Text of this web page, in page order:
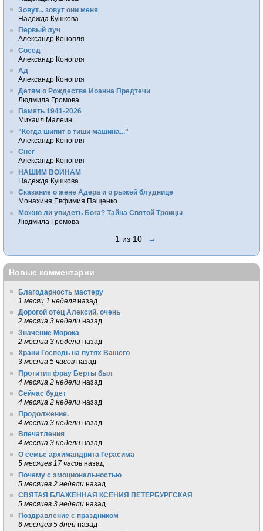
Зовут... зовут они меня
Надежда Кушкова
Первый луч
Александр Конопля
Сосед
Александр Конопля
Ад
Александр Конопля
Детям о Рождестве Иоанна Предтечи
Людмила Громова
Память 1941-2026
Михаил Малеин
"Когда шипит в тиши машина..."
Александр Конопля
Снег
Александр Конопля
НАШИМ ВОИНАМ
Надежда Кушкова
Сказание о жене Адера и о рыжей блуднице
Монахиня Евфимия Пащенко
Можно ли увидеть Бога? Тайна Святой Троицы
Людмила Громова
1 из 10 →
Новые комментарии
Благодарность мастеру
1 месяц 1 неделя назад
Дорогой отец Алексий, очень
2 месяца 3 недели назад
Значение Морока
2 месяца 3 недели назад
Храни Господь на путях Вашего
3 месяца 5 часов назад
Протитип фрау Берты был
4 месяца 2 недели назад
Сейчас будет
4 месяца 2 недели назад
Продолжение.
4 месяца 3 недели назад
Впечатления
4 месяца 3 недели назад
О семье архимандрита Герасима
5 месяцев 17 часов назад
Почему с эмоциональностью
5 месяцев 2 недели назад
СВЯТАЯ БЛАЖЕННАЯ КСЕНИЯ ПЕТЕРБУРГСКАЯ
5 месяцев 3 недели назад
Поздравление с праздником
6 месяцев 5 дней назад